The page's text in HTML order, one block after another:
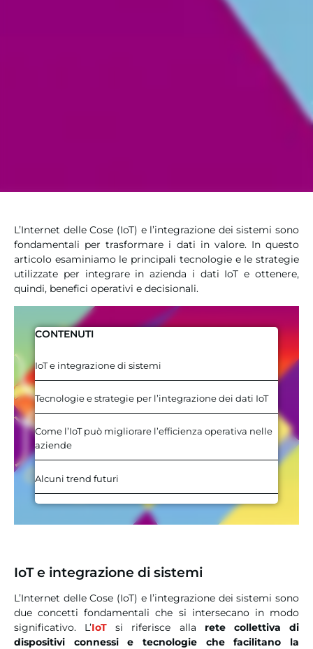
L’Internet delle Cose (IoT) e l’integrazione dei sistemi sono
fondamentali per trasformare i dati in valore. In questo
articolo esaminiamo le principali tecnologie e le strategie
utilizzate per integrare in azienda i dati IoT e ottenere,
quindi, benefici operativi e decisionali.
CONTENUTI
IoT e integrazione di sistemi
Tecnologie e strategie per l’integrazione dei dati IoT
Come l’IoT può migliorare l’efficienza operativa nelle
aziende
Alcuni trend futuri
IoT e integrazione di sistemi
L’Internet delle Cose (IoT) e l’integrazione dei sistemi sono
due concetti fondamentali che si intersecano in modo
significativo. L’IoT si riferisce alla rete collettiva di
dispositivi connessi e tecnologie che facilitano la